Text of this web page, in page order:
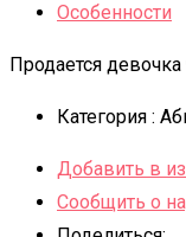
Особенности
Продается
Категория :
Добавить в
Сообщить о